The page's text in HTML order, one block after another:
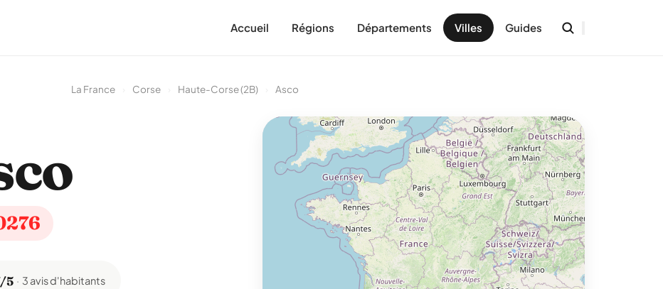
Accueil Régions Départements Villes Guides
La France Corse Haute-Corse (2B) Asco
5 3 avis d'habitants